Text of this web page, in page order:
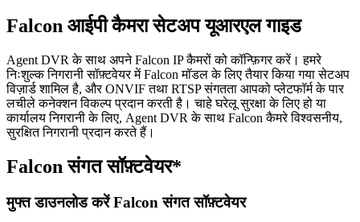
Falcon आईपी कैमरा सेटअप यूआरएल गाइड
Agent DVR के साथ अपने Falcon IP कैमरों को कॉन्फ़िगर करें। हमरे
निःशुल्क निगरानी सॉफ़्टवेयर में Falcon मॉडल के लिए तैयार किया गया सेटअप
विज़ार्ड शामिल है, और ONVIF तथा RTSP संगतता आपको प्लेटफॉर्म के पार
लचीले कनेक्शन विकल्प प्रदान करती है। चाहे घरेलू सुरक्षा के लिए हो या
कार्यालय निगरानी के लिए, Agent DVR के साथ Falcon कैमरे विश्वसनीय,
सुरक्षित निगरानी प्रदान करते हैं।
Falcon संगत सॉफ़्टवेयर*
मुफ्त डाउनलोड करें Falcon संगत सॉफ़्टवेयर